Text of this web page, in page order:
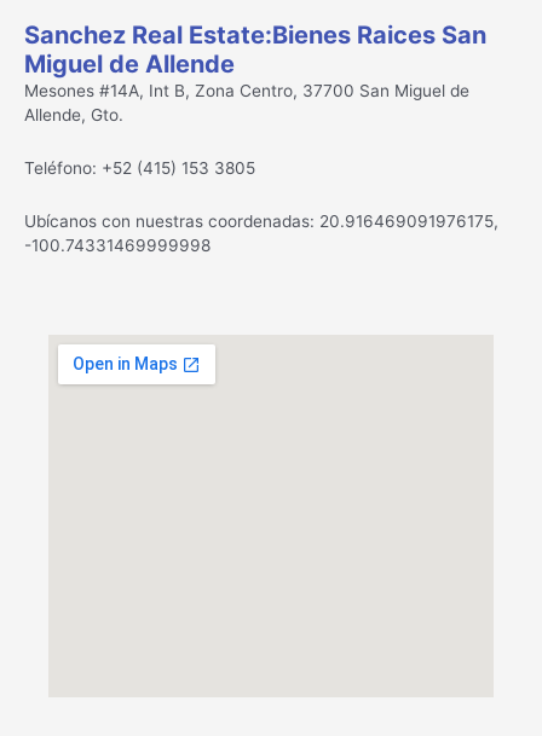
Sanchez Real Estate:Bienes Raices San
Miguel de Allende
Mesones #14A, Int B, Zona Centro, 37700 San Miguel de
Allende, Gto.
Teléfono: +52 (415) 153 3805
Ubícanos con nuestras coordenadas: 20.916469091976175,
-100.74331469999998